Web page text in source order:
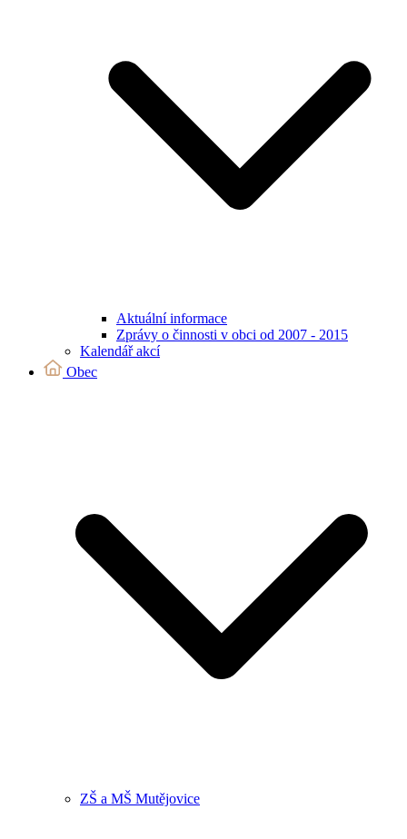
Aktuální informace
Zprávy o činnosti v obci od 2007 - 2015
Kalendář akcí
Obec
ZŠ a MŠ Mutějovice